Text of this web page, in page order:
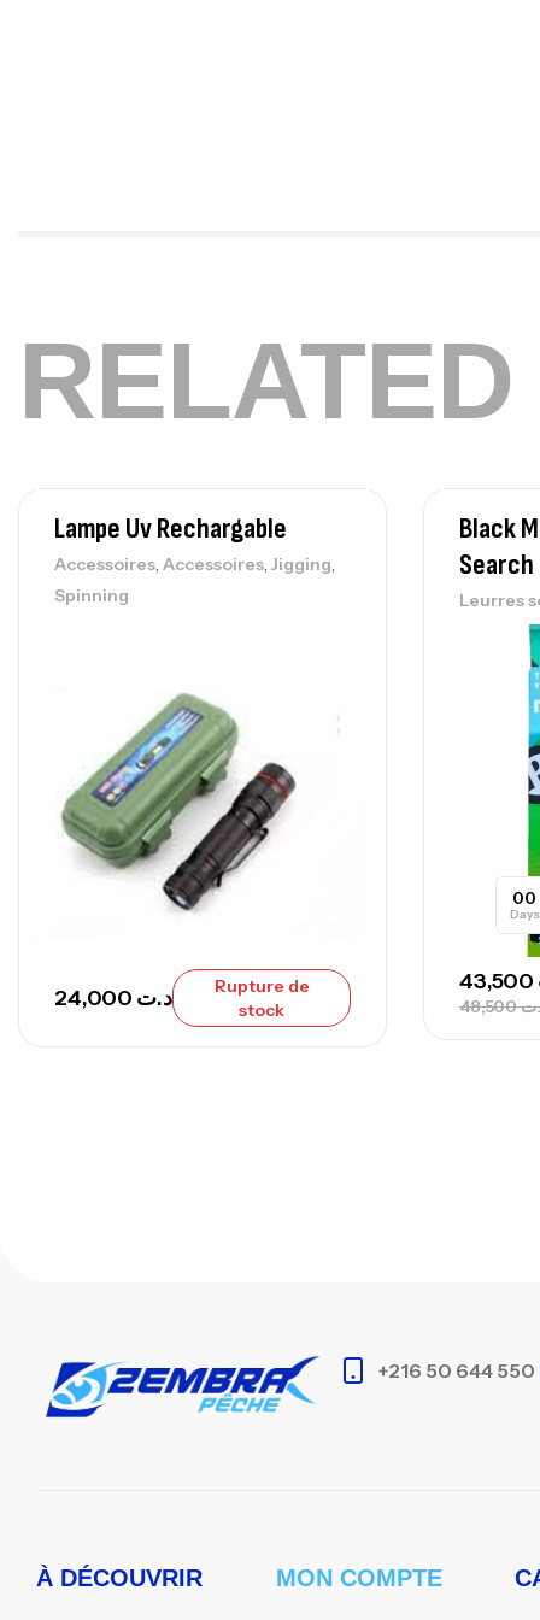
RELATED
Lampe Uv Rechargable
Accessoires, Accessoires, Jigging,
Spinning
د.ت
Rupture de
stock
Black
Leurres
00
Days
48,500
+216 50 644 550
À DÉCOUVRIR MON COMPTE